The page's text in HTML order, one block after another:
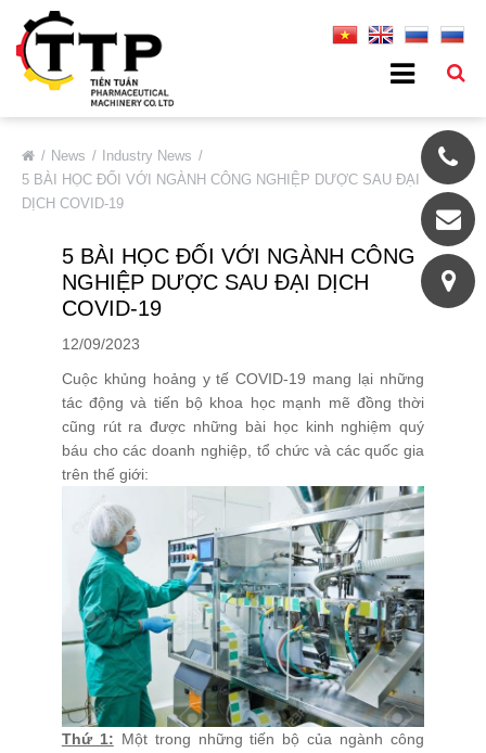
News
Industry News
5 BÀI HỌC ĐỐI VỚI NGÀNH CÔNG NGHIỆP DƯỢC SAU ĐẠI
DỊCH COVID-19
5 BÀI HỌC ĐỐI VỚI NGÀNH CÔNG
NGHIỆP DƯỢC SAU ĐẠI DỊCH
COVID-19
12/09/2023
Cuộc khủng hoảng y tế COVID-19 mang lại những
tác động và tiến bộ khoa học mạnh mẽ đồng thời
cũng rút ra được những bài học kinh nghiệm quý
báu cho các doanh nghiệp, tổ chức và các quốc gia
trên thế giới:
Thứ 1: Một trong những tiến bộ của ngành công
ABOUT US
General Introduction
Our Partners
Our Customers
Privacy Policy
AFTER SALES SERVICE
PRODUCT
Raw Material Handling
Granulation Line
Pellet Line
Blender
Forming
Packaging
Material Handling